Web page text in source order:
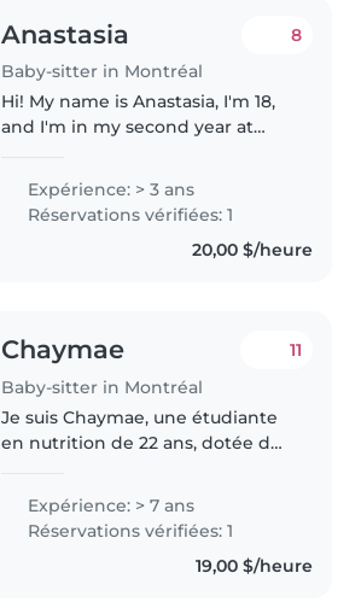
Anastasia
Baby-sitter in Montréal
8
Hi! My name is Anastasia, I'm 18,
and I'm in my second year at
French, French is my mother
tongue, but I'm also fluent in
Expérience: > 3 ans
Réservations vérifiées: 1
20,00 $/heure
Chaymae
Baby-sitter in Montréal
11
Je suis Chaymae, une étudiante
en nutrition de 22 ans, dotée de
d'enfants. Ma passion pour la
santé des enfants guide mes
choix culinaires, et je m'efforce..
Expérience: > 7 ans
Réservations vérifiées: 1
19,00 $/heure